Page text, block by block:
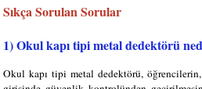
Sıkça Sorulan Sorular
1) Okul kapı tipi metal dedektörü
Okul kapı tipi metal dedektörü,